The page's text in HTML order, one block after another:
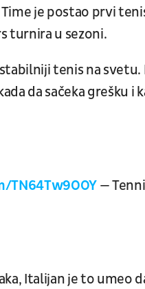
je postao prvi
turnira u sezoni.
tenis na svetu.
da sačeka grešku i
—
Italijan je to umeo